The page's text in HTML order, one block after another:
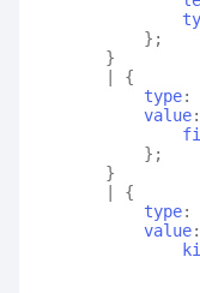
} ;
}
{
type:
value:
} ;
}
{
type:
value: